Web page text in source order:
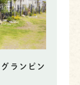
ランピン